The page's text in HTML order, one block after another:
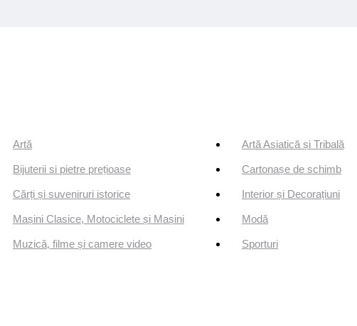
Artă Artă Asiatică și Tribală
Bijuterii si pietre prețioase Cartonașe de schimb
Cărți și suveniruri istorice Interior și Decorațiuni
Mașini Clasice, Motociclete și Mașini Modă
Muzică, filme și camere video Sporturi